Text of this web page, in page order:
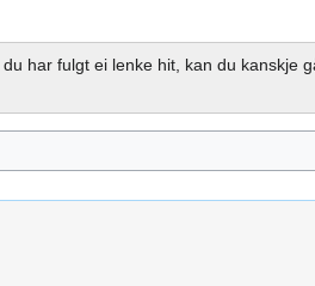
har fulgt ei lenke hit, kan du kanskje